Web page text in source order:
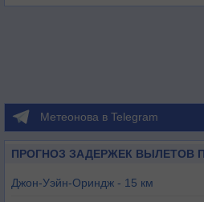
Метеонова в Telegram
ПРОГНОЗ ЗАДЕРЖЕК ВЫЛЕТОВ
Джон-Уэйн-Ориндж - 15 км